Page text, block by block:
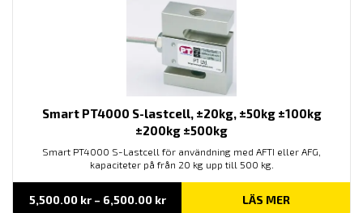
Smart PT4000 S-lastcell, ±20kg, ±50kg ±100kg
±200kg ±500kg
Smart PT4000 S-Lastcell för användning med AFTI eller AFG,
kapaciteter på från 20 kg upp till 500 kg.
5,500.00 kr – 6,500.00 krPrisintervall:
LÄS MER